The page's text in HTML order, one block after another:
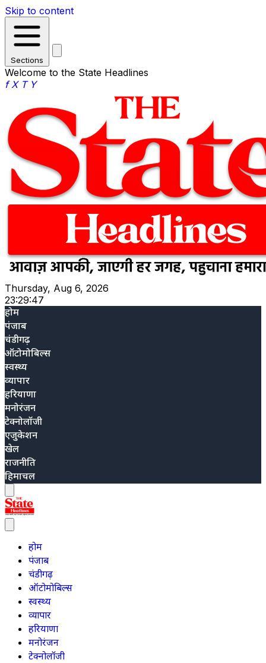
Skip to content
Sections
Welcome to the State Headlines
f X T Y
Thursday, Aug 6, 2026
23:29:48
होम
पंजाब
चंडीगढ़
ऑटोमोबिल्स
स्वस्थ्य
व्यापार
हरियाणा
मनोरंजन
टेक्नोलॉजी
एजुकेशन
खेल
राजनीति
हिमाचल
होम
पंजाब
चंडीगढ़
ऑटोमोबिल्स
स्वस्थ्य
व्यापार
हरियाणा
मनोरंजन
टेक्नोलॉजी